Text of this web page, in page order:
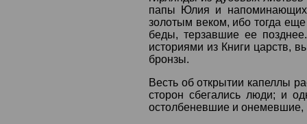
папы Юлия и
золотым веком, ибо тогда
беды, терзавшие ее
историями из Книги царств,
бронзы.
Весть об открытии капеллы
сторон сбегались люди; и
остолбеневшие и онемевшие,